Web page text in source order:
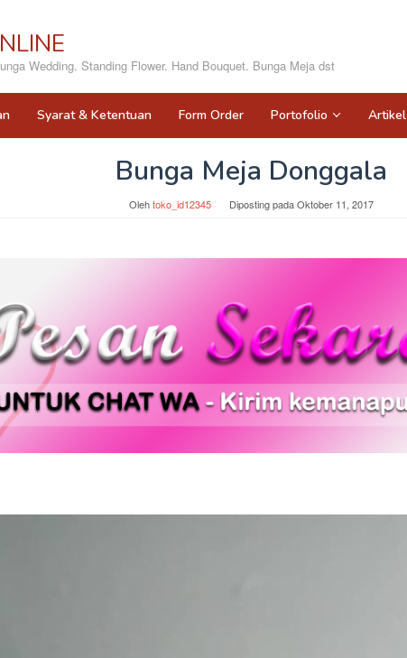
Wedding. Standing Flower. Hand Bouquet. Bunga Meja dst
Syarat & Ketentuan Form Order Portofolio Artikel
Bunga Meja Donggala
Olehtoko_id12345 Diposting padaOktober 11, 2017